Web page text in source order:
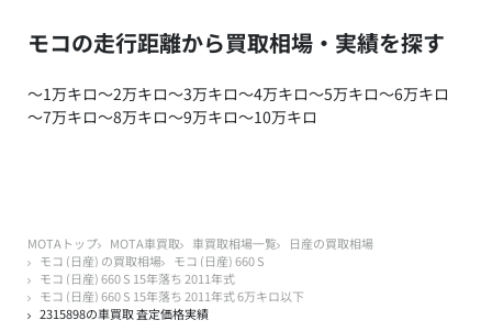
モコの走行距離から買取相場・実績を探す
～1万キロ～2万キロ～3万キロ～4万キロ～5万キロ～6万キロ
～7万キロ～8万キロ～9万キロ～10万キロ
MOTAトップ MOTA車買取 車買取相場一覧
日産の買取相場
モコ (日産) の買取相場
モコ (日産) 660 S
モコ (日産) 660 S 15年落ち 2011年式
モコ (日産) 660 S 15年落ち 2011年式 6万キロ以下
2315898の車買取 査定価格実績